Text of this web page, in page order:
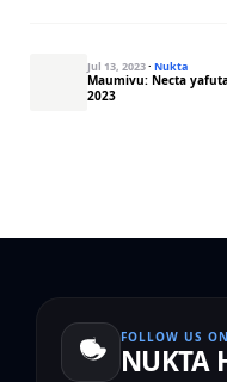
Jul 13, 2023· Nukta
Maumivu: Necta
2023
FOLLOW US
NUKTA